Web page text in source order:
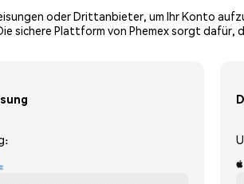
oder Drittanbieter, um Ihr Konto
sichere Plattform von Phemex sorgt dafür,